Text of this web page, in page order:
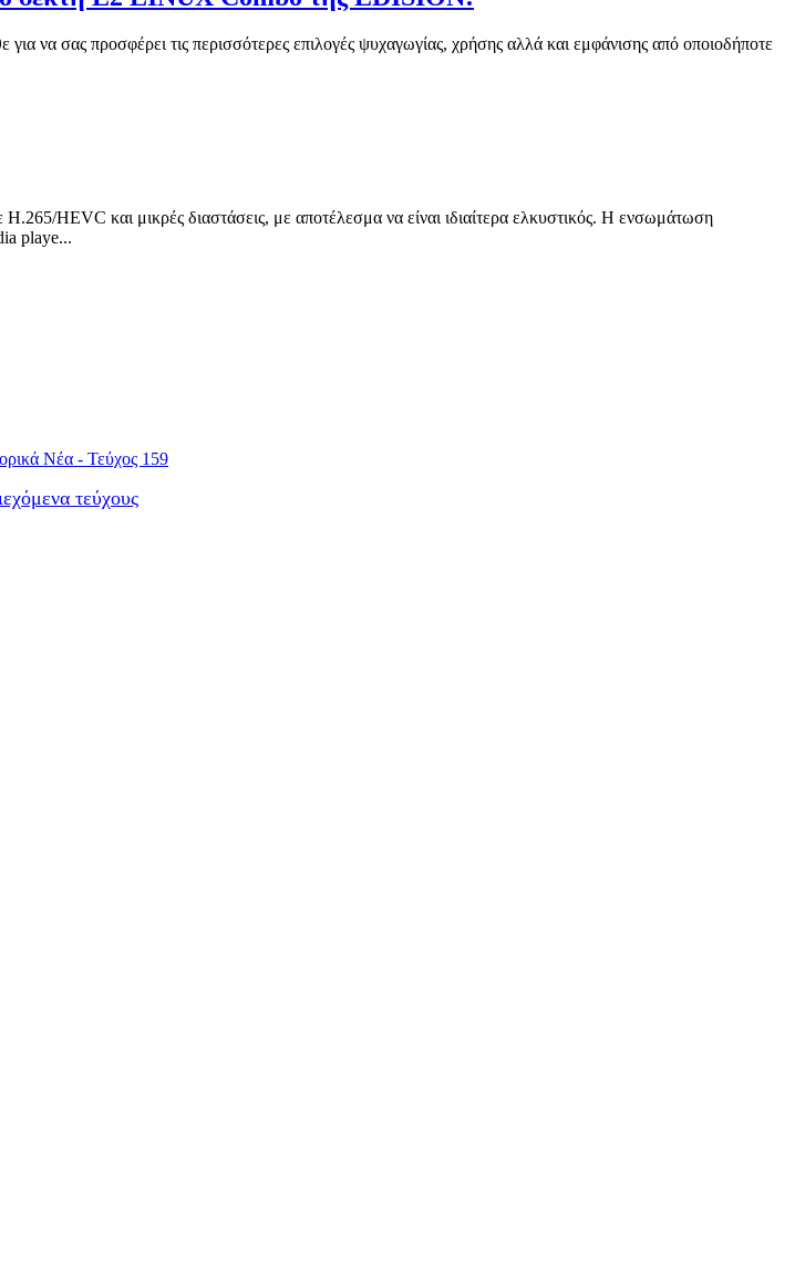
σας προσφέρει τις περισσότερες επιλογές ψυχαγωγίας, χρήσης αλλά και εμφάνισης από οποιοδήποτε
HEVC και μικρές διαστάσεις, με αποτέλεσμα να είναι ιδιαίτερα ελκυστικός. Η ενσωμάτωση
playe...
τεύχους